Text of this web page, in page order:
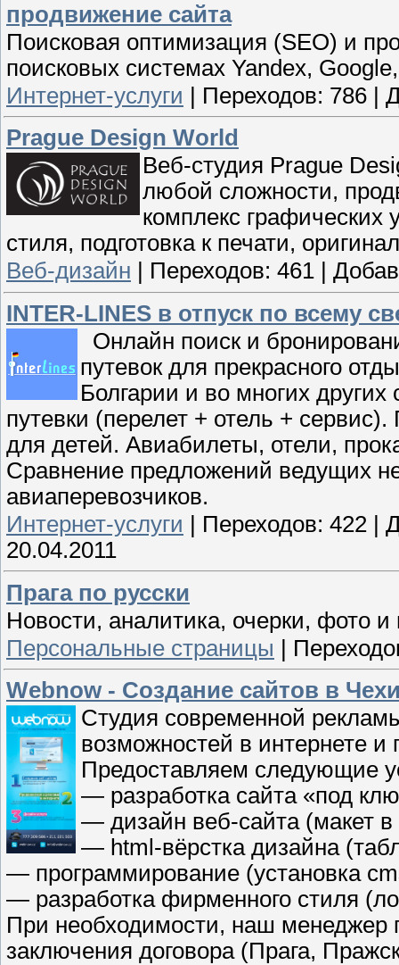
продвижение сайта
Поисковая оптимизация (SEO) и
поисковых системах Yandex,
Интернет-услуги | Переходов: 786 |
Prague Design World
Веб-студия Prague
любой сложности,
комплекс графических
стиля, подготовка к печати,
Веб-дизайн
Переходов: 461
INTER-LINES в отпуск по всему
Онлайн поиск и
путевок для прекрасного
Болгарии и во многих других
путевки (перелет + отель +
для детей. Авиабилеты, отели,
Сравнение предложений ведущих
авиаперевозчиков.
Интернет-услуги
Переходов: 422
20.04.2011
Прага по русски
Новости, аналитика, очерки, фото
Персональные страницы |
Webnow - Создание сайтов в
Студия современной
возможностей в интернете и
Предоставляем следующие
— разработка сайта «под
— дизайн веб-сайта (макет в
— html-вёрстка дизайна
— программирование (установка
— разработка фирменного стиля
При необходимости, наш менеджер
заключения договора (Прага,